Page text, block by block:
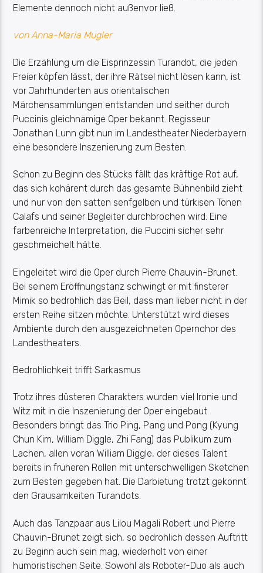
Elemente dennoch nicht außenvor ließ.
von Anna-Maria Mugler
Die Erzählung um die Eisprinzessin Turandot, die jeden
Freier köpfen lässt, der ihre Rätsel nicht lösen kann, ist
vor Jahrhunderten aus orientalischen
Märchensammlungen entstanden und seither durch
Puccinis gleichnamige Oper bekannt. Regisseur
Jonathan Lunn gibt nun im Landestheater Niederbayern
eine besondere Inszenierung zum Besten.
Schon zu Beginn des Stücks fällt das kräftige Rot auf,
das sich kohärent durch das gesamte Bühnenbild zieht
und nur von den satten senfgelben und türkisen Tönen
Calafs und seiner Begleiter durchbrochen wird: Eine
farbenreiche Interpretation, die Puccini sicher sehr
geschmeichelt hätte.
Eingeleitet wird die Oper durch Pierre Chauvin-Brunet.
Bei seinem Eröffnungstanz schwingt er mit finsterer
Mimik so bedrohlich das Beil, dass man lieber nicht in der
ersten Reihe sitzen möchte. Unterstützt wird dieses
Ambiente durch den ausgezeichneten Opernchor des
Landestheaters.
Bedrohlichkeit trifftSarkasmus
Trotz ihres düsteren Charakters wurden viel Ironie und
Witz mit in die Inszenierung der Oper eingebaut.
Besonders bringt das Trio Ping, Pang und Pong (Kyung
Chun Kim, William Diggle, Zhi Fang) das Publikum zum
Lachen, allen voran William Diggle, der dieses Talent
bereits in früheren Rollen mit unterschwelligen Sketchen
zum Besten gegeben hat. Die Darbietung trotzt gekonnt
den Grausamkeiten Turandots.
Auch das Tanzpaar aus Lilou Magali Robert und Pierre
Chauvin-Brunet zeigt sich, so bedrohlich dessen Auftritt
zu Beginn auch sein mag, wiederholt von einer
humoristischen Seite. Sowohl als Roboter-Duo als auch